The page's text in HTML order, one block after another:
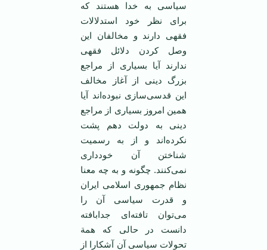
سیاسی به خدا هستند که
برای نظر خود استدلالات
فقهی دارند و مخالفان این
وصل کردن دلائل فقهی
ندارند آیا بسیاری از مراجع
بزرگ دینی از آغاز مخالف
این قدسی‌سازی نبوده‌اند آیا
همین امروز بسیاری از مراجع
دینی به دولت دهم پشت
نکرده‌اند و از به رسمیت
شناختن آن خودداری
نمی‌کنند. چگونه و به چه معنا
نظام جمهوری اسلامی ایران
و قدرت سیاسی آن را
می‌توان تافته‌ای جدابافته
دانست در حالی که همة
تحولات سیاسی آن آشکارا از